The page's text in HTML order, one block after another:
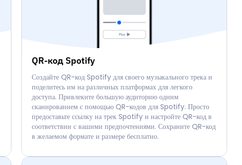
QR-код Spotify
Создайте QR-код Spotify для своего музыкального трека и
поделитесь им на различных платформах для легкого
доступа. Привлеките большую аудиторию одним
сканированием с помощью QR-кодов для Spotify. Просто
предоставьте ссылку на трек Spotify и настройте QR-код в
соответствии с вашими предпочтениями. Сохраните QR-код
в желаемом формате и размере бесплатно.